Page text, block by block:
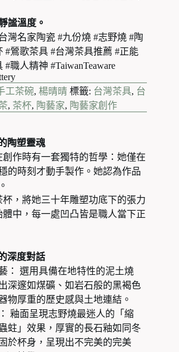
謐溫度。
灣名家陶瓷 #九份燒 #志野燒 #陶
#鶯歌茶具 #台灣茶具推薦 #正能
職人精神 #TaiwanTeaware
工茶碗, 楊晴晴 標籤: 台灣茶具, 台
, 茶杯, 陶藝家, 陶藝家創作
陶塑靈魂
創作時有一套獨特的哲學：她僅在
的時刻才動手製作。她認為作品
杯，將她三十年雕塑功底下的張力
體中，每一處凹凸皆是職人當下正
深度對話
： 選用具備在地特性的泥土燒
深邃如煤礦、如岩石般的黑褐色
物厚重的歷史感與土地連結。
釉面呈現志野燒最迷人的「縮
蛀」效果，厚實的長石釉如同冬
於杯身，呈現出不完美的完美